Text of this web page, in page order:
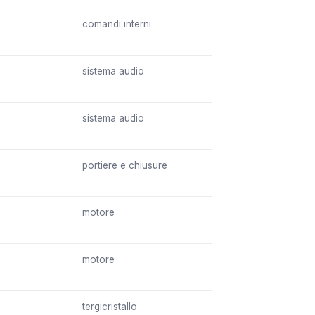
comandi interni
sistema audio
sistema audio
portiere e chiusure
motore
motore
tergicristallo